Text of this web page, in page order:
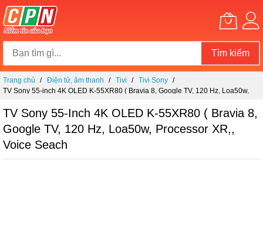
Tìm kiếm
Chuyển
đến
dung
Trang chủ Điện tử, âm thanh Tivi
Tivi Sony
TV Sony 55-inch 4K OLED K-55XR80 ( Bravia 8, Google TV, 120 Hz, Loa50w,
TV Sony 55-Inch 4K OLED K-55XR80 ( Bravia 8,
Google TV, 120 Hz, Loa50w, Processor XR,,
Voice Seach